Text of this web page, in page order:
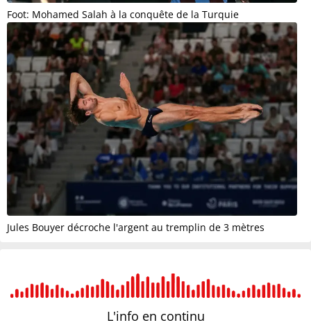
Foot: Mohamed Salah à la conquête de la Turquie
Jules Bouyer décroche l'argent au tremplin de 3 mètres
L'info en continu